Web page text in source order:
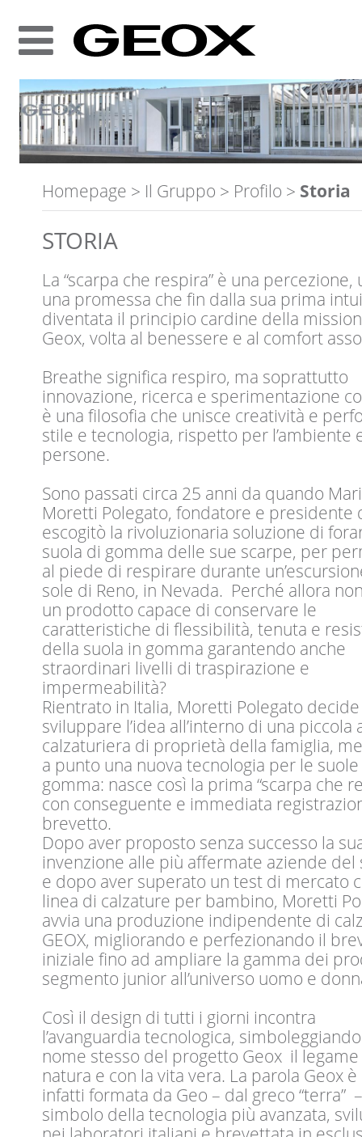
Homepage > Il Gruppo > Profilo > Storia
STORIA
La “scarpa che respira” è una percezione,
una promessa che ﬁn dalla sua prima
diventata il principio cardine della
Geox, volta al benessere e al comfort
Breathe significa respiro, ma soprattutto
innovazione, ricerca e sperimentazione
è una filosofia che unisce creatività e
stile e tecnologia, rispetto per l’ambiente
persone.
Sono passati circa 25 anni da quando
Moretti Polegato, fondatore e presidente
escogitò la rivoluzionaria soluzione di
suola di gomma delle sue scarpe, per
al piede di respirare durante
sole di Reno, in Nevada. Perché allora
un prodotto capace di conservare le
caratteristiche di flessibilità, tenuta e
della suola in gomma garantendo anche
straordinari livelli di traspirazione e
impermeabilità?
Rientrato in Italia, Moretti Polegato
sviluppare l’idea all’interno di una piccola
calzaturiera di proprietà della famiglia,
a punto una nuova tecnologia per le
gomma: nasce così la prima “scarpa che
con conseguente e immediata
brevetto.
Dopo aver proposto senza successo la
invenzione alle più affermate aziende del
e dopo aver superato un test di mercato
linea di calzature per bambino, Moretti
avvia una produzione indipendente di
GEOX, migliorando e perfezionando il
iniziale fino ad ampliare la gamma dei
segmento junior all’universo uomo e
Così il design di tutti i giorni incontra
l’avanguardia tecnologica,
nome stesso del progetto Geox il legame
natura e con la vita vera. La parola Geox è
infatti formata da Geo – dal greco “terra”
simbolo della tecnologia più avanzata,